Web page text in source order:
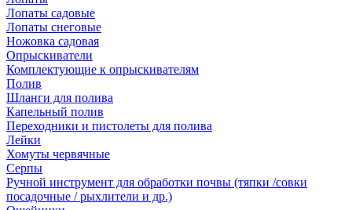
Лопаты садовые
Лопаты снеговые
Ножовка садовая
Опрыскиватели
Комплектующие к опрыскивателям
Полив
Шланги для полива
Капельный полив
Переходники и пистолеты для полива
Лейки
Хомуты червячные
Серпы
Ручной инструмент для обработки почвы (тяпки /совки
посадочные / рыхлители и др.)